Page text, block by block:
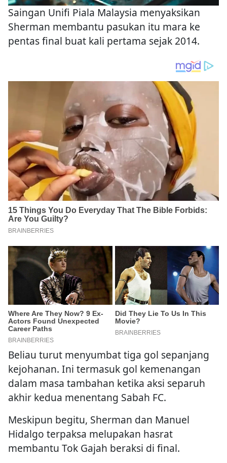
Saingan Unifi Piala Malaysia menyaksikan
Sherman membantu pasukan itu mara ke
pentas final buat kali pertama sejak 2014.
Beliau turut menyumbat tiga gol sepanjang
kejohanan. Ini termasuk gol kemenangan
dalam masa tambahan ketika aksi separuh
akhir kedua menentang Sabah FC.
Meskipun begitu, Sherman dan Manuel
Hidalgo terpaksa melupakan hasrat
membantu Tok Gajah beraksi di final.